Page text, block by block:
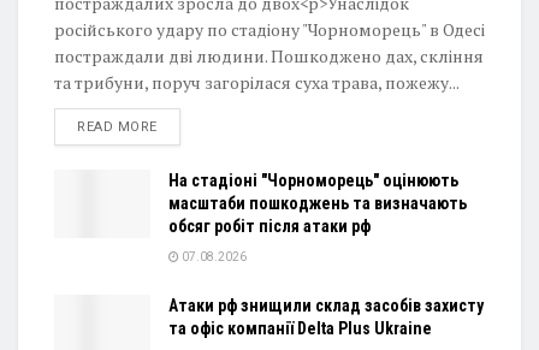
російського удару по стадіону "Чорноморець" в Одесі
постраждали дві людини. Пошкоджено дах, скління
та трибуни, поруч загорілася суха трава, пожежу...
READ MOREDETAILS
На стадіоні "Чорноморець" оцінюють
масштаби пошкоджень та визначають
обсяг робіт після атаки рф
07.08.2026
Атаки рф знищили склад засобів захисту
та офіс компанії Delta Plus Ukraine